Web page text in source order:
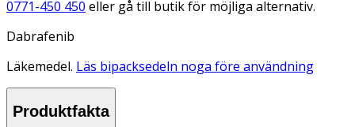
0771-450 450 eller gå till butik för möjliga alternativ.
Dabrafenib
Läkemedel. Läs bipacksedeln noga före användning
Produktfakta